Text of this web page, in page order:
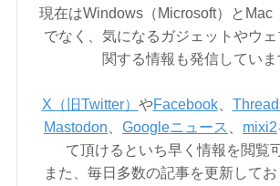
現在はWindows（Microsoft）とMac
でなく、気になるガジェットやウ
関する情報も発信していま
X（旧Twitter） やFacebook、
Mastodon
Googleニュース mixi2
て頂けるといち早く情報を閲覧
また、毎日多数の記事を更新して